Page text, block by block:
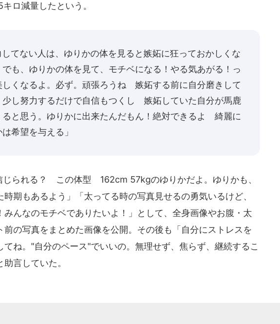
ロ減量したという。
てない人は、ゆりかの体を見ると嫉妬に狂っておかしくな
も、ゆりかの体を見て、モチベになる！やる気あがる！っ
しくなるよ。必ず。頑張ろうね 嫉妬する前に自分磨きして
少し努力するだけで自信もつくし 嫉妬していた自分が馬鹿
ると思う。ゆりかに出来たんだもん！絶対できるよ 綺麗に
希望を与える」
じられる？ この体型 162cm 57kgのゆりかだよ。ゆりかも、
時期もあるよう」「太ってる時の写真見せるの勇気いるけど、
みんなのモチベでありたいよ！」として、全身画像やお腹・太
前の写真をまとめた画像を公開。その後も「自分にストレスを
てね。"自分のペース"でいいの。無理せず、焦らず、継続するこ
言していた。